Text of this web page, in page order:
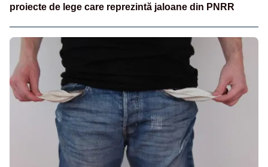
proiecte de lege care reprezintă jaloane din PNRR